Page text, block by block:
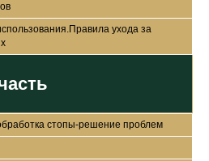
ухода за
стопы-решение проблем
о